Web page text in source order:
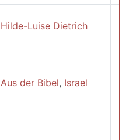
Hilde-Luise Dietrich
Aus der Bibel, Israel